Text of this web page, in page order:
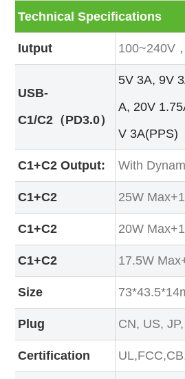
Technical Specifications
Iutput 100~240V
USB-
C1/C2（PD3.0）
5V 3A, 9V
A, 20V
V 3A(PPS)
C1+C2 Output: With
C1+C2 25W
C1+C2 20W
C1+C2 17.5W
Size
Plug CN, US,
Certification